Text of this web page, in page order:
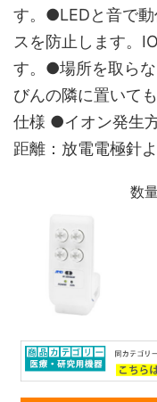
す。●LEDと音で動
スを防止します。
す。●場所を取ら
びんの隣に置いて
仕様 ●イオン発生
距離：放電電極針
数